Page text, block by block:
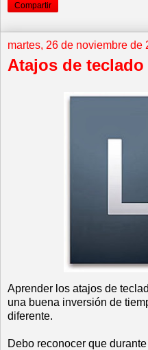
Compartir
martes, 26 de noviembre de
Atajos de teclado
Aprender los atajos de
una buena inversión de
diferente.
Debo reconocer que